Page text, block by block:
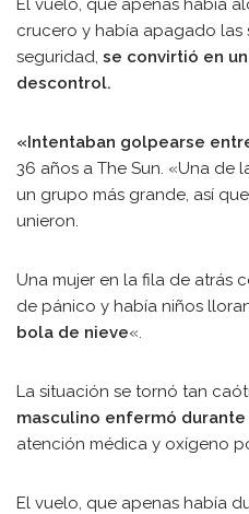
El vuelo, que apenas había
crucero y había apagado las
seguridad, se convirtió en
descontrol.
«Intentaban golpearse
36 años a The Sun. «Una de
un grupo más grande, así
unieron.
Una mujer en la fila de atrás
de pánico y había niños
bola de nieve«.
La situación se tornó tan
masculino enfermó
atención médica y oxígeno
El vuelo, que apenas había